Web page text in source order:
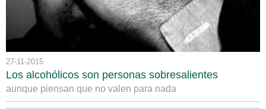
27-11-2015
Los alcohólicos son personas sobresalientes
aunque piensan que no valen para nada